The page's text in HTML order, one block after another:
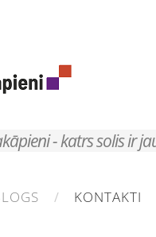
- katrs solis ir
KONTAKTI